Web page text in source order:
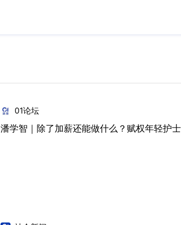
01论坛
潘学智｜除了加薪还能做什么？赋权年轻护